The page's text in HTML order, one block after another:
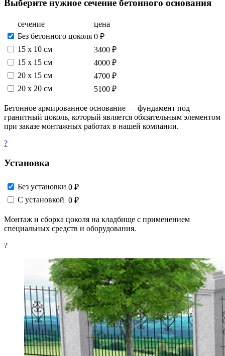
Выберите нужное сечение бетонного основания
сечение
цена
Без бетонного цоколя 0 ₽
15 х 10 см
3400 ₽
15 x 15 см
4000 ₽
20 x 15 см
4700 ₽
20 x 20 см
5100 ₽
Бетонное армированное основание — фундамент под
гранитный цоколь, который является обязательным элементом
при заказе монтажных работах в нашей компании.
?
Установка
Без установки 0 ₽
С установкой 0 ₽
Монтаж и сборка цоколя на кладбище с применением
специальных средств и оборудования.
?